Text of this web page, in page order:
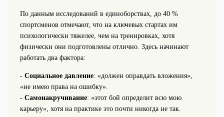
По данным исследований в единоборствах, до 40 %
спортсменов отмечают, что на ключевых стартах им
психологически тяжелее, чем на тренировках, хотя
физически они подготовлены отлично. Здесь начинают
работать два фактора:
- Социальное давление: «должен оправдать вложения»,
«не имею права на ошибку».
- Самонакручивание: «этот бой определит всю мою
карьеру», хотя на практике это почти никогда не так.